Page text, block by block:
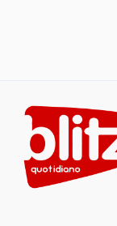
content